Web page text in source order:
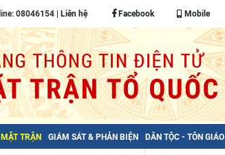
08046154 | Liên hệ Facebook Mobile
TRẬN GIÁM SÁT & PHẢN BIỆN DÂN TỘC - TÔN GIÁO